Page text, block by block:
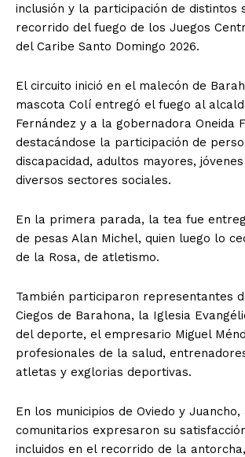
inclusión y la participación de distintos
recorrido del fuego de los Juegos
del Caribe Santo Domingo 2026.
El circuito inició en el malecón de
mascota Colí entregó el fuego al
Fernández y a la gobernadora Oneida
destacándose la participación de
discapacidad, adultos mayores,
diversos sectores sociales.
En la primera parada, la tea fue
de pesas Alan Michel, quien luego lo
de la Rosa, de atletismo.
También participaron representantes
Ciegos de Barahona, la Iglesia
del deporte, el empresario Miguel
profesionales de la salud,
atletas y exglorias deportivas.
En los municipios de Oviedo y
comunitarios expresaron su
incluidos en el recorrido de la